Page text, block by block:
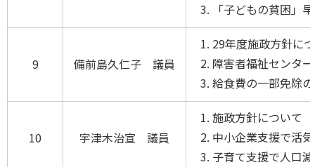
「子どもの貧困」
9 備前島久仁子 議員
29年度施政方針に
障害者福祉センタ
給食費の一部免除
10 宇津木治宣 議員
施政方針について
中小企業支援で活
子育て支援で人口